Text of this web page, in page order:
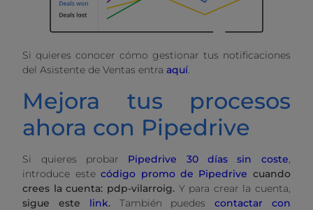
Si quieres conocer cómo gestionar tus notificaciones
del Asistente de Ventas entraaquí.
Mejora tus procesos
ahora con Pipedrive
Si quieres probar Pipedrive 30 días sin coste,
introduce estecódigo promo de Pipedrive cuando
crees la cuenta: pdp-vilarroig.Y para crear la cuenta,
sigue este link.También puedes contactar con